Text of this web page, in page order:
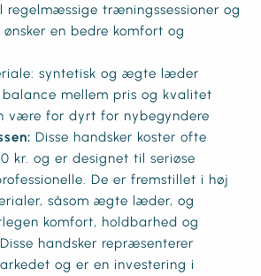
regelmæssige træningssessioner og
en bedre komfort og
syntetisk og ægte læder
balance mellem pris og kvalitet
være for dyrt for nybegyndere
Disse handsker koster ofte
kr. og er designet til seriøse
De er fremstillet i høj
såsom ægte læder, og
komfort, holdbarhed og
handsker repræsenterer
og er en investering i